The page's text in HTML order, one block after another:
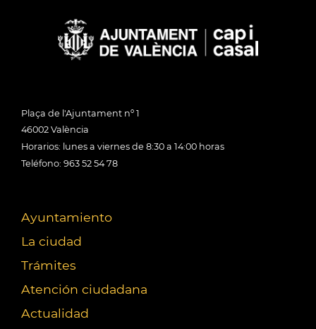
Plaça de l'Ajuntament nº 1
46002 València
Horarios: lunes a viernes de 8:30 a 14:00 horas
Teléfono: 963 52 54 78
Ayuntamiento
La ciudad
Trámites
Atención ciudadana
Actualidad